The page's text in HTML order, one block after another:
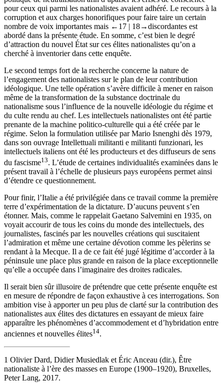
pour ceux qui parmi les nationalistes avaient adhéré. Le recours à la
corruption et aux charges honorifiques pour faire taire un certain
nombre de voix importantes mais ←17 | 18→discordantes est
abordé dans la présente étude. En somme, c’est bien le degré
d’attraction du nouvel État sur ces élites nationalistes qu’on a
cherché à inventorier dans cette enquête.
Le second temps fort de la recherche concerne la nature de
l’engagement des nationalistes sur le plan de leur contribution
idéologique. Une telle opération s’avère difficile à mener en raison
même de la transformation de la substance doctrinale du
nationalisme sous l’influence de la nouvelle idéologie du régime et
du culte rendu au chef. Les intellectuels nationalistes ont été partie
prenante de la machine politico-culturelle qui a été créée par le
régime. Selon la formulation utilisée par Mario Isnenghi dès 1979,
dans son ouvrage Intellettuali militanti e militanti funzionari, les
intellectuels italiens ont été les producteurs et des diffuseurs de sens
du fascisme13. L’étude de certaines individualités examinées dans le
présent travail à l’échelle de plusieurs pays européens permet ainsi
d’étendre ce questionnement.
Pour finir, l’Italie a été privilégiée dans ce travail comme la première
terre d’expérimentation de la dictature. D’aucuns peuvent s’en
étonner. Mais, comme le rappelait Gaetano Salvemini en 1935, on
voyait accourir de tous les coins du monde des intellectuels, des
journalistes, fascinés par les nouvelles créations qui suscitaient
l’admiration et même une certaine dévotion comme les pèlerins se
rendant à la Mecque. Il a de ce fait été jugé légitime d’accorder à la
péninsule une place plus grande en raison de la place exceptionnelle
qu’elle a occupée dans l’imaginaire des droites radicales.
Il serait bien sûr illusoire de prétendre que cette présente enquête est
en mesure de répondre de façon exhaustive à ces interrogations. Son
ambition vise à apporter un peu plus de clarté sur la contribution des
nationalistes aux élites des dictatures en essayant de mieux faire
apparaître les phénomènes d’accommodement et d’hybridation entre
anciennes et nouvelles élites14.
1 Olivier Dard, Didier Musiedlak et Éric Anceau (dir.), Être
nationaliste à l’ère des masses en Europe (1900–1920), Bruxelles,
Peter Lang, 2017.